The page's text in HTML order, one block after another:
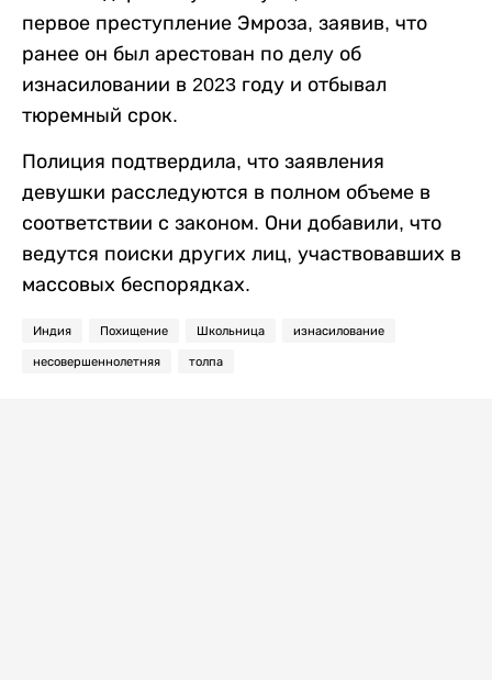
первое преступление Эмроза, заявив, что
ранее он был арестован по делу об
изнасиловании в 2023 году и отбывал
тюремный срок.
Полиция подтвердила, что заявления
девушки расследуются в полном объеме в
соответствии с законом. Они добавили, что
ведутся поиски других лиц, участвовавших в
массовых беспорядках.
Индия Похищение Школьница изнасилование
несовершеннолетняя толпа